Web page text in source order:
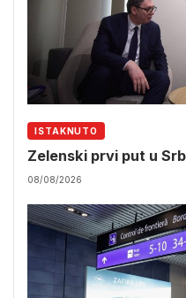
ISTAKNUTO
Zelenski prvi put u
08/08/2026